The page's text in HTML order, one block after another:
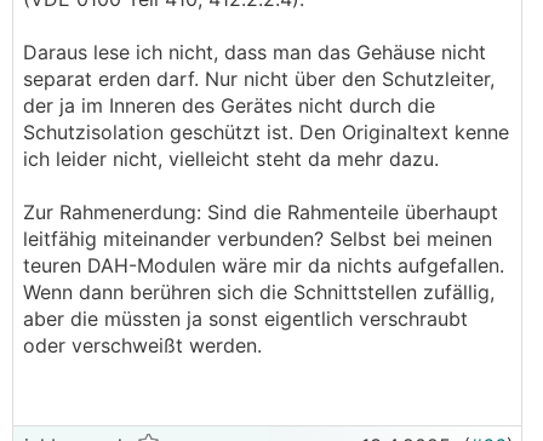
Die Frage hierzu wäre ja überhaupt welche
Schutzklasse II dürfte man diese ja gar nicht am
Potentialausgleich mit anschließen.
Daraus lese ich nicht, dass man das Gehäuse nicht
separat erden darf. Nur nicht über den Schutzleiter,
der ja im Inneren des Gerätes nicht durch die
Schutzisolation geschützt ist. Den Originaltext kenne
ich leider nicht, vielleicht steht da mehr dazu.
Zur Rahmenerdung: Sind die Rahmenteile überhaupt
leitfähig miteinander verbunden? Selbst bei meinen
teuren DAH-Modulen wäre mir da nichts aufgefallen.
Wenn dann berühren sich die Schnittstellen zufällig,
aber die müssten ja sonst eigentlich verschraubt
oder verschweißt werden.